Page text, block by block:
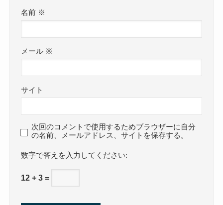
名前 ※
メール ※
サイト
次回のコメントで使用するためブラウザーに自分
の名前、メールアドレス、サイトを保存する。
数字で答えを入力してください:
12 + 3 =